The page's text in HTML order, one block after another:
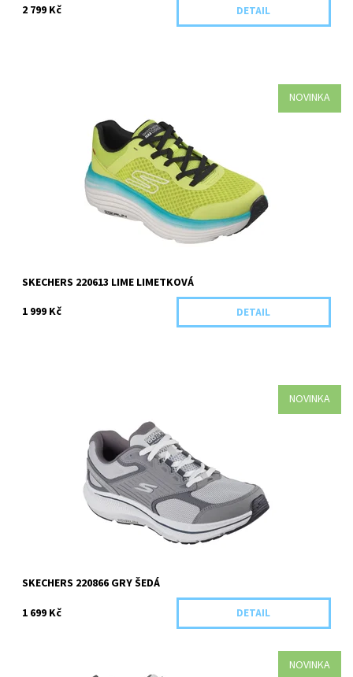
2 799 Kč
DETAIL
NOVINKA
Kategorie: Pánská obuv Barva: Limetková Materiál:
Textil/Syntetika Pro koho: Panská
Skladem 1 ks
5943/41
SKECHERS 220613 LIME LIMETKOVÁ
1 999 Kč
DETAIL
NOVINKA
Kategorie: Pánská obuv Barva: Šedá Materiál: Textil/Syntetika Pro
Skladem 1 ks
5940/40
SKECHERS 220866 GRY ŠEDÁ
1 699 Kč
DETAIL
NOVINKA